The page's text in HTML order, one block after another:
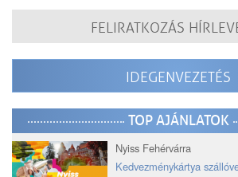
FELIRATKOZÁS
IDEGENVEZETÉS
TOP AJÁNLATOK
Nyiss Fehérvárra
Kedvezménykártya